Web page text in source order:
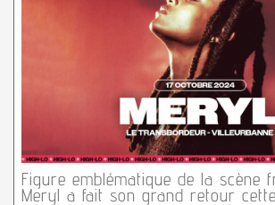
Figure emblématique de la scène
Meryl a fait son grand retour